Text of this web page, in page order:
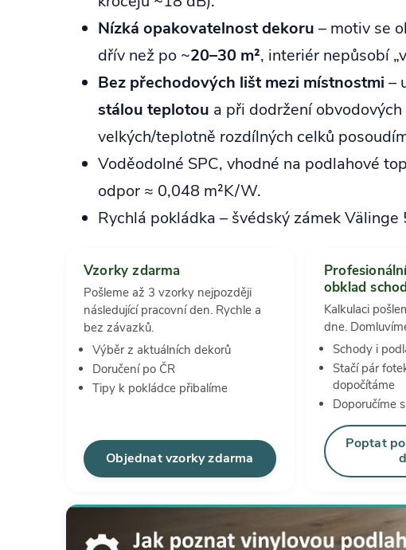
Nízká opakovatelnost dekoru – motiv se
dřív než po ~20–30 m², interiér nepůsobí
Bez přechodových lišt mezi místnostmi –
stálou teplotou a při dodržení
velkých/teplotně rozdílných celků
Voděodolné SPC, vhodné na podlahové
odpor ≈ 0,048 m²K/W.
Rychlá pokládka – švédský zámek Välinge
Vzorky zdarma
Pošleme až 3 vzorky nejpozději
následující pracovní den. Rychle a
bez závazků.
Výběr z aktuálních dekorů
Doručení po ČR
Tipy k pokládce přibalíme
Objednat vzorky zdarma
obklad
Kalkulaci
dne.
Schody i
Stačí pár
dopočítáme
Doporučíme
Poptat